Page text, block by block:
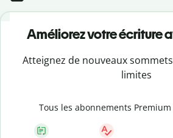
Améliorez votre écriture
Atteignez de nouveaux
limites
Tous les abonnements